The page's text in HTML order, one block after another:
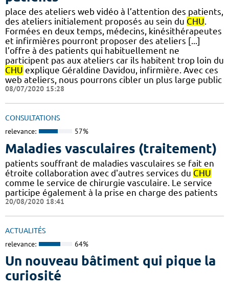
place des ateliers web vidéo à l’attention des patients,
des ateliers initialement proposés au sein du CHU.
Formées en deux temps, médecins, kinésithérapeutes
et infirmières pourront proposer des ateliers [...]
l’offre à des patients qui habituellement ne
participent pas aux ateliers car ils habitent trop loin du
CHU explique Géraldine Davidou, infirmière. Avec ces
web ateliers, nous pourrons cibler un plus large public
08/07/2020 15:28
CONSULTATIONS
relevance: 57%
Maladies vasculaires (traitement)
patients souffrant de maladies vasculaires se fait en
étroite collaboration avec d'autres services du CHU
comme le service de chirurgie vasculaire. Le service
participe également à la prise en charge des patients
20/08/2020 18:41
ACTUALITÉS
relevance: 64%
Un nouveau bâtiment qui pique la
curiosité